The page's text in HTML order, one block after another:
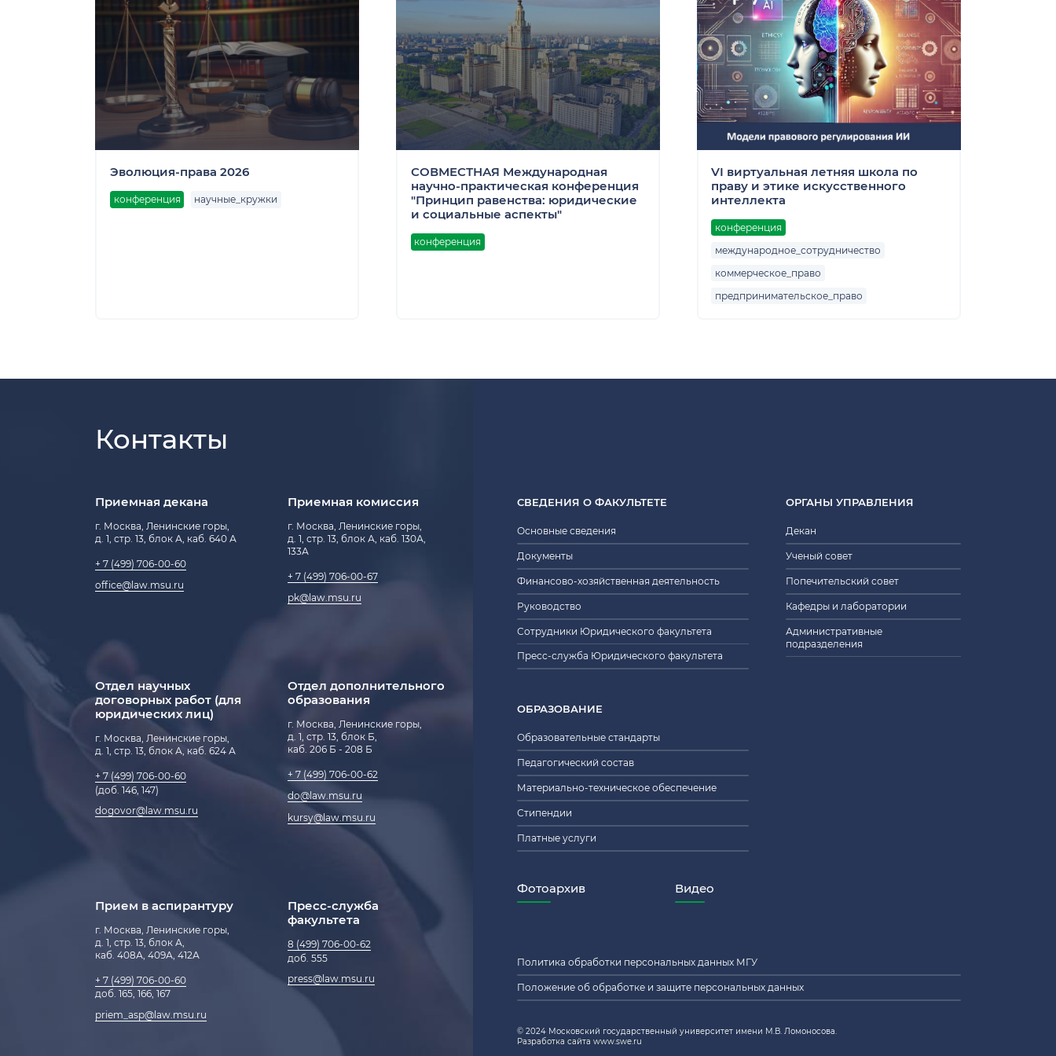
Эволюция-права 2026
конференция научные_кружки
СОВМЕСТНАЯ Международная
научно-практическая конференция
"Принцип равенства: юридические
и социальные аспекты"
конференция
VI виртуальная летняя школа по
праву и этике искусственного
интеллекта
конференция
международное_сотрудничество
коммерческое_право
предпринимательское_право
Контакты
Приемная декана
г. Москва, Ленинские горы,
д. 1, стр. 13, блок А, каб. 640 А
+ 7 (499) 706-00-60
office@law.msu.ru
Приемная комиссия
г. Москва, Ленинские горы,
д. 1, стр. 13, блок А, каб. 130А,
133А
+ 7 (499) 706-00-67
pk@law.msu.ru
Отдел научных
договорных работ (для
юридических лиц)
г. Москва, Ленинские горы,
д. 1, стр. 13, блок А, каб. 624 А
+ 7 (499) 706-00-60
(доб. 146, 147)
dogovor@law.msu.ru
Отдел дополнительного
образования
г. Москва, Ленинские горы,
д. 1, стр. 13, блок Б,
каб. 206 Б - 208 Б
+ 7 (499) 706-00-62
do@law.msu.ru
kursy@law.msu.ru
Прием в аспирантуру
г. Москва, Ленинские горы,
д. 1, стр. 13, блок А,
каб. 408А, 409А, 412А
+ 7 (499) 706-00-60
доб. 165, 166, 167
priem_asp@law.msu.ru
Пресс-служба
факультета
8 (499) 706-00-62
доб. 555
press@law.msu.ru
СВЕДЕНИЯ О ФАКУЛЬТЕТЕ
Основные сведения
Документы
Финансово-хозяйственная деятельность
Руководство
Сотрудники Юридического факультета
Пресс-служба Юридического факультета
ОРГАНЫ УПРАВЛЕНИЯ
Декан
Ученый совет
Попечительский совет
Кафедры и лаборатории
Административные
подразделения
ОБРАЗОВАНИЕ
Образовательные стандарты
Педагогический состав
Материально-техническое обеспечение
Стипендии
Платные услуги
Фотоархив Видео
Политика обработки персональных данных МГУ
Положение об обработке и защите персональных данных
© 2024 Московский государственный университет имени М.В. Ломоносова.
Разработка сайта www.swe.ru